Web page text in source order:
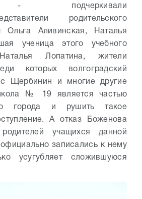
- подчеркивали
родительского
Ольга Аливинская, Наталья
ученица этого учебного
Лопатина, жители
которых волгоградский
Щербинин и многие другие
№ 19 является частью
города и рушить такое
А отказ Боженова
учащихся данной
записались к нему
усугубляет сложившуюся